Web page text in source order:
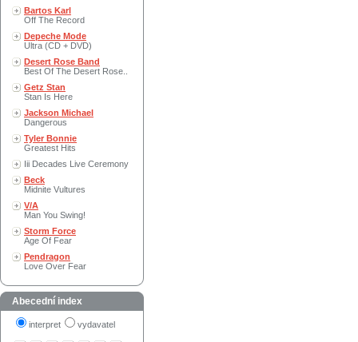
Bartos Karl
Off The Record
Depeche Mode
Ultra (CD + DVD)
Desert Rose Band
Best Of The Desert Rose..
Getz Stan
Stan Is Here
Jackson Michael
Dangerous
Tyler Bonnie
Greatest Hits
Iii Decades Live Ceremony
Beck
Midnite Vultures
V/A
Man You Swing!
Storm Force
Age Of Fear
Pendragon
Love Over Fear
Abecední index
interpret vydavatel